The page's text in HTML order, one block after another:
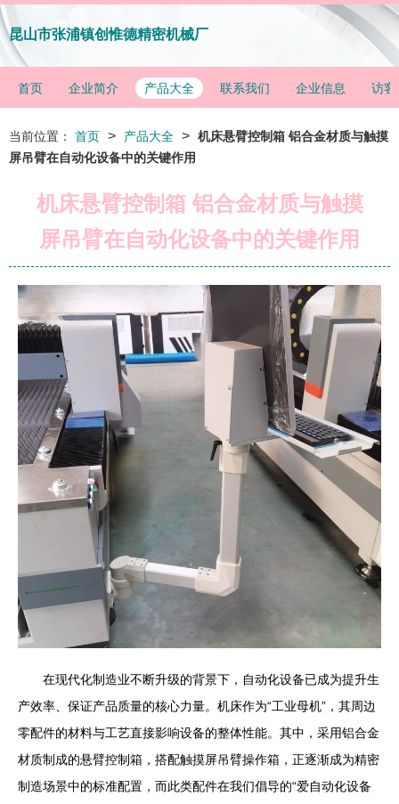
昆山市张浦镇创惟德精密机械厂
首页 企业简介 产品大全 联系我们 企业信息 访客
当前位置： 首页 > 产品大全 > 机床悬臂控制箱 铝合金材质与触摸
屏吊臂在自动化设备中的关键作用
机床悬臂控制箱 铝合金材质与触摸
屏吊臂在自动化设备中的关键作用
在现代化制造业不断升级的背景下，自动化设备已成为提升生
产效率、保证产品质量的核心力量。机床作为“工业母机”，其周边
零配件的材料与工艺直接影响设备的整体性能。其中，采用铝合金
材质制成的悬臂控制箱，搭配触摸屏吊臂操作箱，正逐渐成为精密
制造场景中的标准配置，而此类配件在我们倡导的“爱自动化设备